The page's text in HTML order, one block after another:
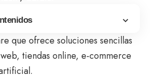
que ofrece soluciones sencillas
tiendas online, e-commerce